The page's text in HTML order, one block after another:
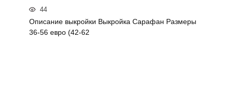
44
Описание выкройки Выкройка Сарафан Размеры
36-56 евро (42-62